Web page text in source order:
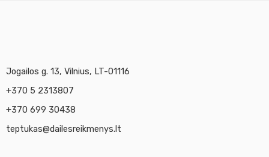
Jogailos g. 13, Vilnius, LT-01116
+370 5 2313807
+370 699 30438
teptukas@dailesreikmenys.lt